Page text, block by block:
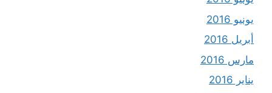
يونيو 2016
أبريل 2016
مارس 2016
يناير 2016